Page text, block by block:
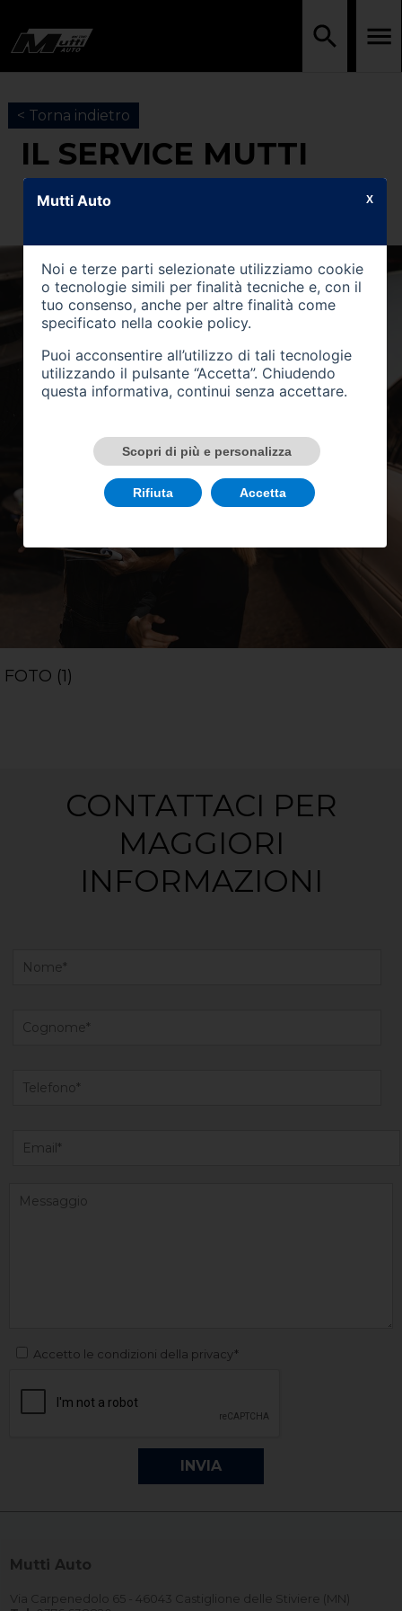
< Torna indietro
IL SERVICE MUTTI
FOTO (1)
CONTATTACI PER
MAGGIORI
INFORMAZIONI
Accetto le condizioni della privacy*
Mutti Auto
Via Carpenedolo 65 - 46043 Castiglione delle Stiviere (MN)
Mutti Auto
Noi e terze parti selezionate utilizziamo cookie
o tecnologie simili per finalità tecniche e, con il
tuo consenso, anche per altre finalità come
specificato nella cookie policy.
Puoi acconsentire all’utilizzo di tali tecnologie
utilizzando il pulsante “Accetta”. Chiudendo
questa informativa, continui senza accettare.
Scopri di più e personalizza
Rifiuta Accetta
X